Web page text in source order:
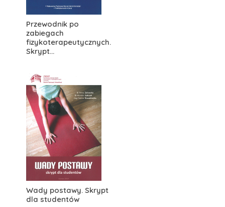
Przewodnik po
zabiegach
fizykoterapeutycznych.
Skrypt...
Wady postawy. Skrypt
dla studentów